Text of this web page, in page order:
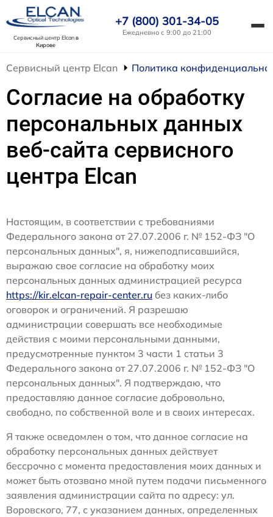
Сервисный центр Elcanв
Кирове
+7 (800) 301-34-05
Ежедневно с 9:00 до 21:00
Сервисный центр Elcan Политика
Согласие на обработку
персональных данных
веб-сайта сервисного
центра Elcan
Настоящим, в соответствии с требованиями
Федерального закона от 27.07.2006 г. № 152-ФЗ "О
персональных данных", я, нижеподписавшийся,
выражаю свое согласие на обработку моих
персональных данных администрацией ресурса
https://kir.elcan-repair-center.ru без каких-либо
оговорок и ограничений. Я разрешаю
администрации совершать все необходимые
действия с моими персональными данными,
предусмотренные пунктом 3 части 1 статьи 3
Федерального закона от 27.07.2006 г. № 152-ФЗ "О
персональных данных". Я подтверждаю, что
предоставляю данное согласие добровольно,
свободно, по собственной воле и в своих интересах.
Я также осведомлен о том, что данное согласие на
обработку персональных данных действует
бессрочно с момента предоставления моих данных и
может быть отозвано мной путем подачи письменного
заявления администрации сайта по адресу: ул.
Воровского, 77, с указанием данных, определенных